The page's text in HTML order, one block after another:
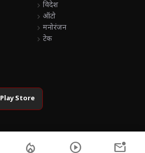
chevron_right विदेश
chevron_right ऑटो
chevron_right मनोरंजन
chevron_right टेक
Play Store
local_fire_department play_circle mark_email_unread